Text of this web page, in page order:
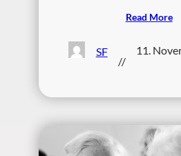
Read More
SF
//
11.